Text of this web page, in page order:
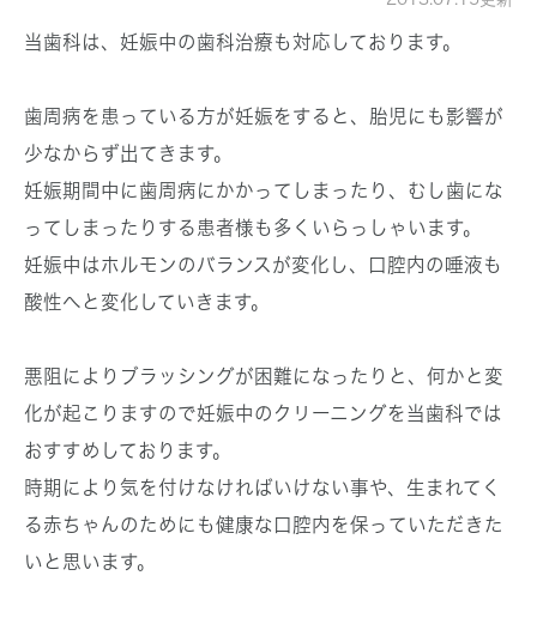
当歯科は、妊娠中の歯科治療も対応しております。
歯周病を患っている方が妊娠をすると、胎児にも影響が
少なからず出てきます。
妊娠期間中に歯周病にかかってしまったり、むし歯にな
ってしまったりする患者様も多くいらっしゃいます。
妊娠中はホルモンのバランスが変化し、口腔内の唾液も
酸性へと変化していきます。
悪阻によりブラッシングが困難になったりと、何かと変
化が起こりますので妊娠中のクリーニングを当歯科では
おすすめしております。
時期により気を付けなければいけない事や、生まれてく
る赤ちゃんのためにも健康な口腔内を保っていただきた
いと思います。